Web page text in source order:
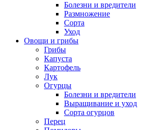
Болезни и вредители
Размножение
Сорта
Уход
Овощи и грибы
Грибы
Капуста
Картофель
Лук
Огурцы
Болезни и вредители
Выращивание и уход
Сорта огурцов
Перец